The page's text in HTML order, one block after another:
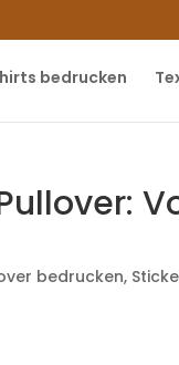
bedrucken
bedrucken,